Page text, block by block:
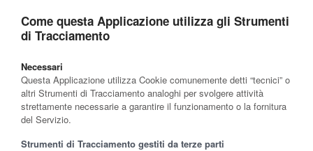
Come questa Applicazione utilizza gli Strumenti
di Tracciamento
Necessari
Questa Applicazione utilizza Cookie comunemente detti “tecnici” o
altri Strumenti di Tracciamento analoghi per svolgere attività
strettamente necessarie a garantire il funzionamento o la fornitura
del Servizio.
Strumenti di Tracciamento gestiti da terze parti